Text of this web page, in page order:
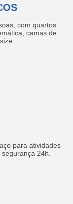
com quartos
camas de
para atividades
24h.